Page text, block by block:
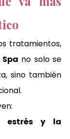
tratamientos,
no solo se
sino también
estrés y la